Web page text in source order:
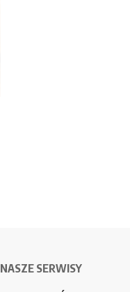
NASZE SERWISY